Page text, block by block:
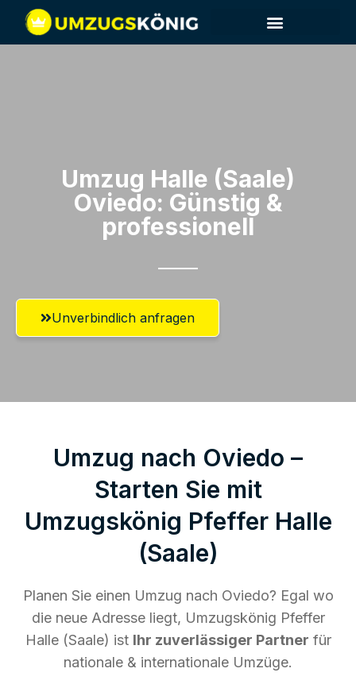
Umzug Halle (Saale)​
Oviedo: Günstig &
professionell​
Unverbindlich anfragen
Umzug nach Oviedo –
Starten Sie mit
Umzugskönig Pfeffer Halle
(Saale)
Planen Sie einen Umzug nach Oviedo? Egal wo
die neue Adresse liegt, Umzugskönig Pfeffer
Halle (Saale) ist Ihr zuverlässiger Partner für
nationale & internationale Umzüge.